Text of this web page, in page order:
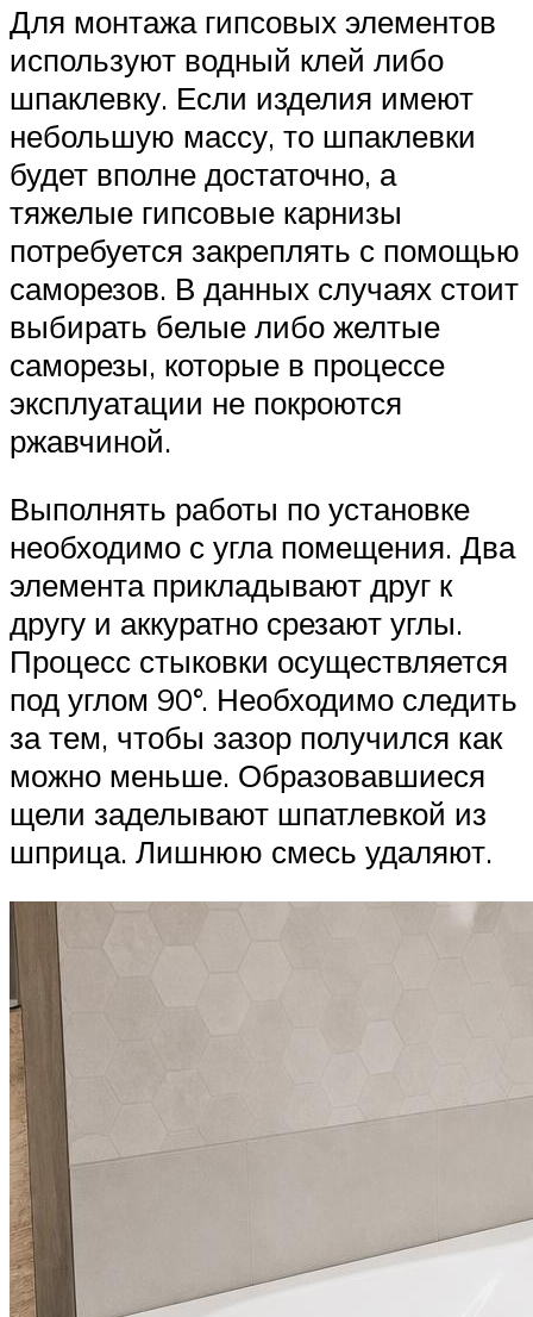
Для монтажа гипсовых элементов
используют водный клей либо
шпаклевку. Если изделия имеют
небольшую массу, то шпаклевки
будет вполне достаточно, а
тяжелые гипсовые карнизы
потребуется закреплять с помощью
саморезов. В данных случаях стоит
выбирать белые либо желтые
саморезы, которые в процессе
эксплуатации не покроются
ржавчиной.
Выполнять работы по установке
необходимо с угла помещения. Два
элемента прикладывают друг к
другу и аккуратно срезают углы.
Процесс стыковки осуществляется
под углом 90°. Необходимо следить
за тем, чтобы зазор получился как
можно меньше. Образовавшиеся
щели заделывают шпатлевкой из
шприца. Лишнюю смесь удаляют.